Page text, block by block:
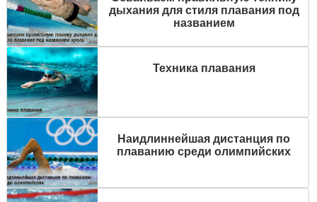
дыхания для стиля плавания под
названием
Техника плавания
Наидлиннейшая дистанция по
плаванию среди олимпийских